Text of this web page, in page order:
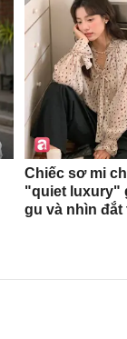
Chiếc sơ mi
"quiet luxury"
gu và nhìn